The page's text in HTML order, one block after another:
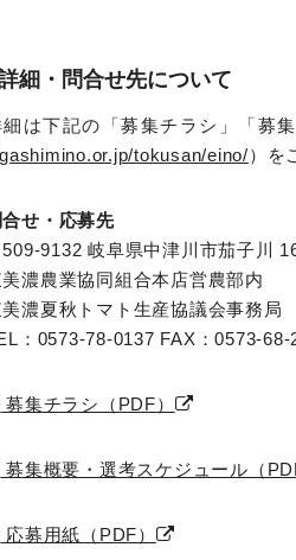
細・問合せ先について
細は下記の「募集チラシ」「募
tokusan/eino/）を
合せ・応募先
509-9132 岐阜県中津川市茄子川
濃農業協同組合本店営農部内
濃夏秋トマト生産協議会事務局
：0573-78-0137 FAX：0573-68-
募集チラシ（PDF）
募集概要・選考スケジュール（
応募用紙（PDF）